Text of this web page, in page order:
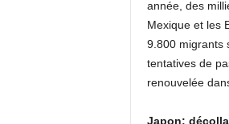
année, des
Mexique et les
9.800 migrants
tentatives de
renouvelée
Japon: